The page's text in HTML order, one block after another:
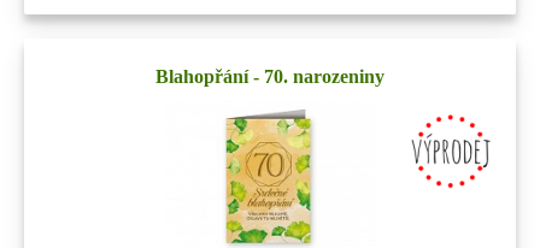
Blahopřání - 70. narozeniny